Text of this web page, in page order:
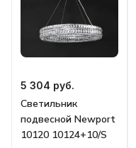
5 304 руб.
Светильник
подвесной Newport
10120 10124+10/S